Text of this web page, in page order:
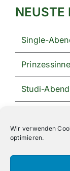
Wir verwenden
optimieren.
NEUSTE
Single-
Studi-